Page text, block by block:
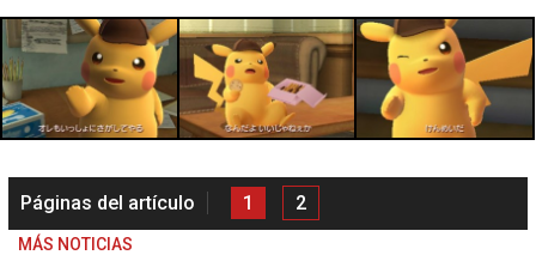
Páginas del artículo 1 2
MÁS NOTICIAS